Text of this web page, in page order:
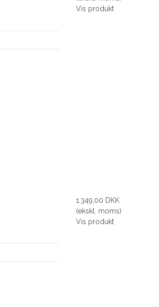
Vis produkt
1.349,00 DKK
(ekskl. moms)
Vis produkt